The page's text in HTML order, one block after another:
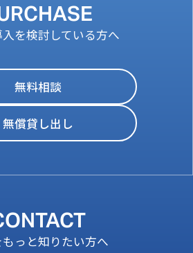
を検討している方へ
無料相談
無償貸し出し
っと知りたい方へ